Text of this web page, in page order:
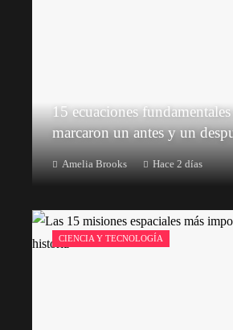
15 ecuaciones
marcaron un antes y un
Amelia Brooks Hace 2 días
CIENCIA Y TECNOLOGÍA